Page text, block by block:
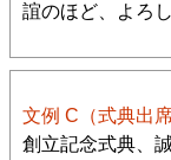
誼のほど、よろ
文例 C（式典出席
創立記念式典、